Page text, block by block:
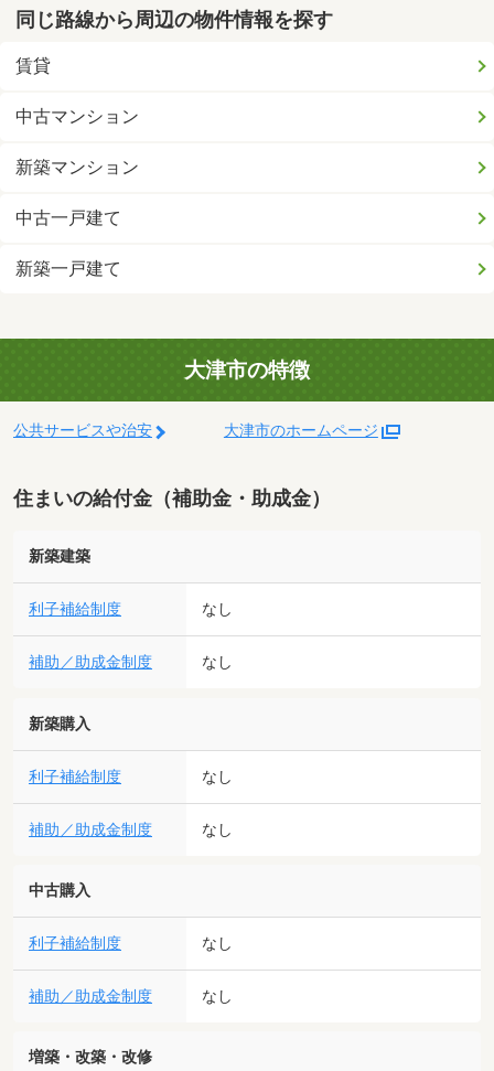
同じ路線から周辺の物件情報を探す
賃貸
中古マンション
新築マンション
中古一戸建て
新築一戸建て
大津市の特徴
公共サービスや治安 大津市のホームページ
住まいの給付金（補助金・助成金）
新築建築
利子補給制度 なし
補助／助成金制度 なし
新築購入
利子補給制度 なし
補助／助成金制度 なし
中古購入
利子補給制度 なし
補助／助成金制度 なし
増築・改築・改修